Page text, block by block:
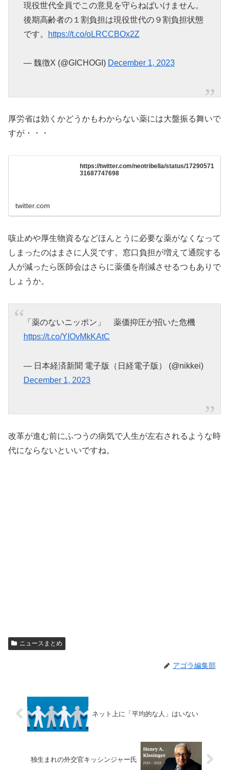
現役世代全員でこの意見を守らねばいけません。
後期高齢者の１割負担は現役世代の９割負担状態
です。
https://t.co/oLRCCBOx2Z
— 魏徴X (@GICHOGI) December 1, 2023
厚労省は効くかどうかもわからない薬には大盤振る舞いで
すが・・・
https://twitter.com/neotribella/status/17290571
31687747698
twitter.com
咳止めや厚生物資るなどほんとうに必要な薬がなくなって
しまったのはまさに人災です。窓口負担が増えて通院する
人が減ったら医師会はさらに薬価を削減させるつもありで
しょうか。
「薬のないニッポン」 薬価抑圧が招いた危機
https://t.co/YIOvMkKAtC
— 日本経済新聞 電子版（日経電子版） (@nikkei)
December 1, 2023
改革が進む前にふつうの病気で人生が左右されるような時
代にならないといいですね。
ニュースまとめ
アゴラ編集部
ネット上に「平均的な人」はいない
独生まれの外交官キッシンジャー氏